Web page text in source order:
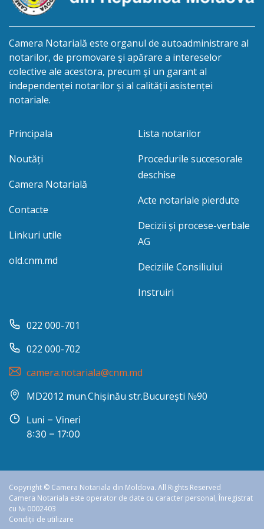
Camera Notarială este organul de autoadministrare al
notarilor, de promovare şi apărare a intereselor
colective ale acestora, precum şi un garant al
independenței notarilor și al calității asistenței
notariale.
Principala
Noutăți
Camera Notarială
Contacte
Linkuri utile
old.cnm.md
Lista notarilor
Procedurile succesorale
deschise
Acte notariale pierdute
Decizii și procese-verbale
AG
Deciziile Consiliului
Instruiri
022 000-701
022 000-702
camera.notariala@cnm.md
MD2012 mun.Chișinău str.București №90
Luni – Vineri
8:30 – 17:00
Copyright © Camera Notariala din Moldova. All Rights Reserved
Camera Notariala este operator de date cu caracter personal, Înregistrat
cu № 0002403
Condiții de utilizare